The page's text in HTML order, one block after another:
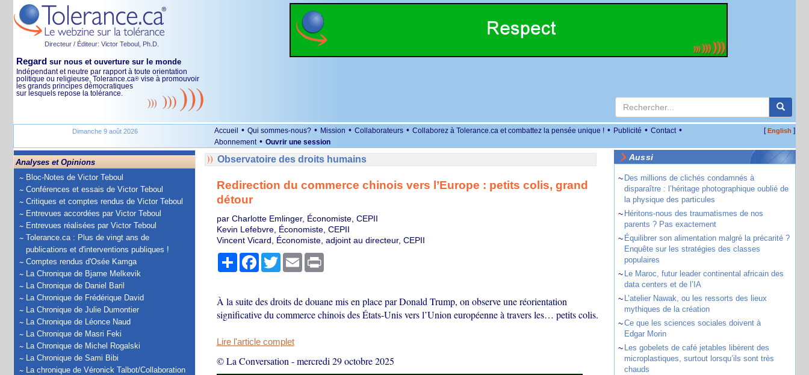
Directeur / Éditeur: Victor Teboul, Ph.D.
Regard sur nous et ouverture sur le monde
Indépendant et neutre par rapport à toute orientation
politique ou religieuse, Tolerance.ca® vise à promouvoir
les grands principes démocratiques
sur lesquels repose la tolérance.
Dimanche 9 août 2026 Accueil • Qui sommes-nous? • Mission • Collaborateurs • Collaborez à Tolerance.ca et combattez la pensée unique ! • Publicité • Contact •
Abonnement • Ouvrir une session
[English ]
Analyses et Opinions
Bloc-Notes de Victor Teboul
Conférences et essais de Victor Teboul
Critiques et comptes rendus de Victor Teboul
Entrevues accordées par Victor Teboul
Entrevues réalisées par Victor Teboul
Tolerance.ca : Plus de vingt ans de
publications et d'interventions publiques !
Comptes rendus d'Osée Kamga
La Chronique de Bjarne Melkevik
La Chronique de Daniel Baril
La Chronique de Frédérique David
La Chronique de Julie Dumontier
La Chronique de Léonce Naud
La Chronique de Masri Feki
La Chronique de Michel Rogalski
La Chronique de Sami Bibi
La chronique de Véronick Talbot/Collaboration
Observatoire des droits humains
Redirection du commerce chinois vers l’Europe : petits colis, grand
détour
par Charlotte Emlinger, Économiste, CEPII
Kevin Lefebvre, Économiste, CEPII
Vincent Vicard, Économiste, adjoint au directeur, CEPII
PartagerFacebook
TwitterEmail Print
À la suite des droits de douane mis en place par Donald Trump, on observe une réorientation
significative du commerce chinois des États-Unis vers l’Union européenne à travers les… petits colis.
Lire l'article complet
© La Conversation -mercredi 29 octobre 2025
Aussi
~ Des millions de clichés condamnés à
disparaître : l’héritage photographique oublié de
la physique des particules
~ Héritons-nous des traumatismes de nos
parents ? Pas exactement
~ Équilibrer son alimentation malgré la précarité ?
Enquête sur les stratégies des classes
populaires
~ Le Maroc, futur leader continental africain des
data centers et de l’IA
~ L’atelier Nawak, ou les ressorts des lieux
mythiques de la création
~Ce que les sciences sociales doivent à
Edgar Morin
~ Les gobelets de café jetables libèrent des
microplastiques, surtout lorsqu’ils sont très
chauds